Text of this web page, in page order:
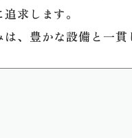
求します。
、豊かな設備と一